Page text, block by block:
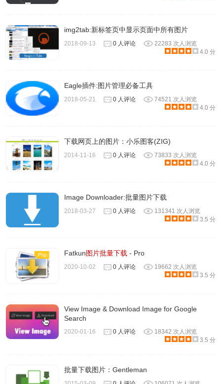
如果你想将图片保存到云端，然后在电脑、手机、Pad以及
其他设备上查看，另一个扩展，云图在线，将是一个不错的
云图在线地址：
https://chrome.google.com/webstore/detail/picloud/
img2tab:新标签页中显示页面中所有图片
2018-09-13 0 人评论
22283 次人浏览
4.0 分
Eagle插件:图片管理必备工具
2018-05-21 0 人评论
74521 次人浏览
4.0 分
下载网页上的图片：小乐图客(ZIG)
2014-11-16 0 人评论
73833 次人浏览
4.0 分
Image Downloader:批量图片下载
2018-03-27 0 人评论
131341 次人浏览
3.5 分
Fatkun图片批量下载 - Pro
2020-10-02 0 人评论
19662 次人浏览
3.5 分
View Image & Download Image for Google
Search
2020-01-16 0 人评论
18342 次人浏览
3.5 分
批量下载图片：Gentleman